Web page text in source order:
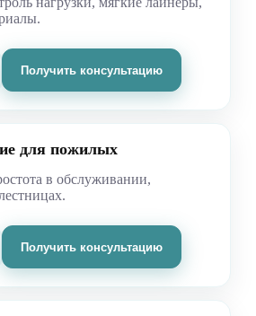
Получить консультацию
для пожилых
в обслуживании,
Получить консультацию